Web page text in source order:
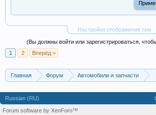
Настройки отображения тем
(Вы должны войти или зарегистрироваться,
1
2 Вперёд >
Главная Форум
Автомобили и запчасти
Russian (RU)
Forum software by XenForo™